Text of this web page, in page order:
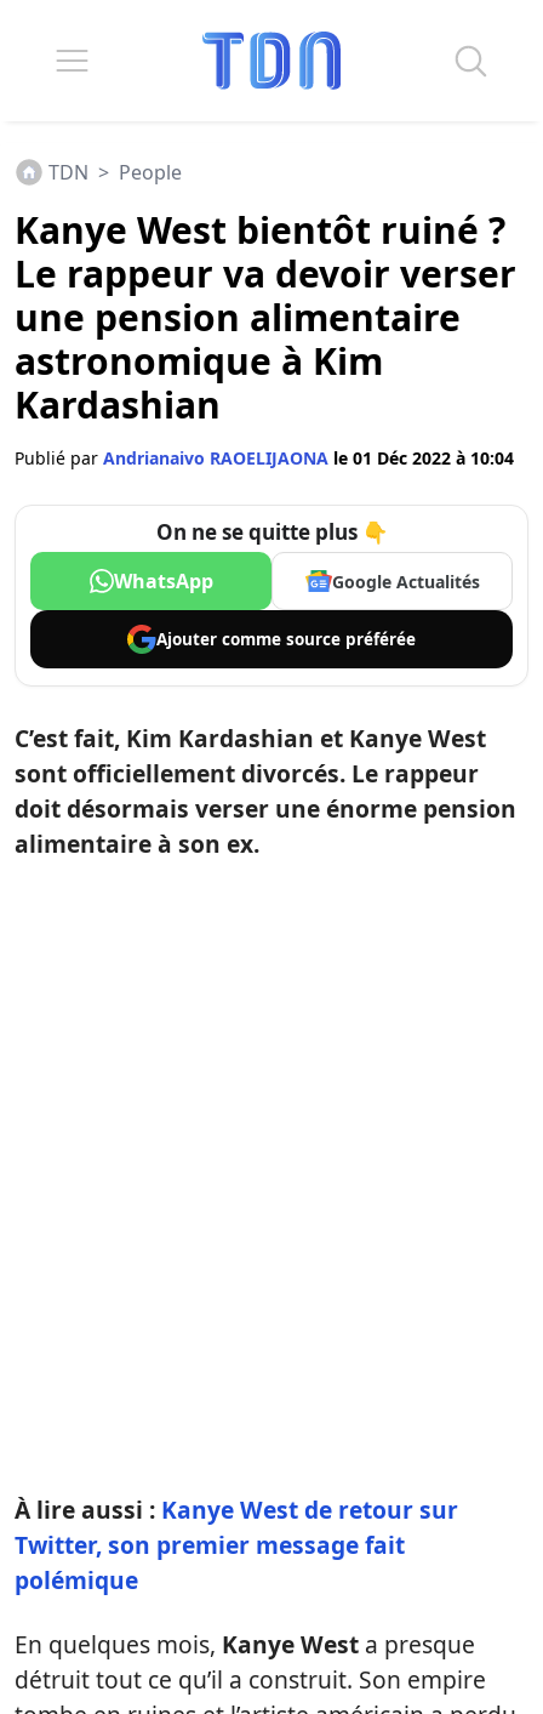
TDN > People
Kanye West bientôt ruiné ?
Le rappeur va devoir verser
une pension alimentaire
astronomique à Kim
Kardashian
Publié par Andrianaivo RAOELIJAONA le 01 Déc 2022 à 10:04
On ne se quitte plus 👇
WhatsApp Google Actualités
Ajouter comme source préférée
C’est fait, Kim Kardashian et Kanye West
sont officiellement divorcés. Le rappeur
doit désormais verser une énorme pension
alimentaire à son ex.
À lire aussi : Kanye West de retour sur
Twitter, son premier message fait
polémique
En quelques mois, Kanye West a presque
détruit tout ce qu’il a construit. Son empire